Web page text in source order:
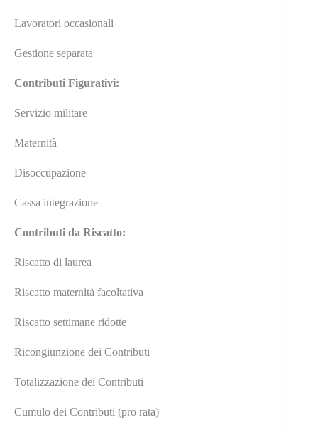
Lavoratori occasionali
Gestione separata
Contributi Figurativi:
Servizio militare
Maternità
Disoccupazione
Cassa integrazione
Contributi da Riscatto:
Riscatto di laurea
Riscatto maternità facoltativa
Riscatto settimane ridotte
Ricongiunzione dei Contributi
Totalizzazione dei Contributi
Cumulo dei Contributi (pro rata)